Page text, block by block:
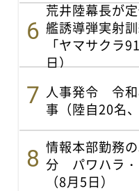
荒井陸幕長が
艦誘導弾実射
「ヤマサクラ
日）
人事発令 令和
事（陸自20名
情報本部勤務
分 パワハラ・
（8月5日）